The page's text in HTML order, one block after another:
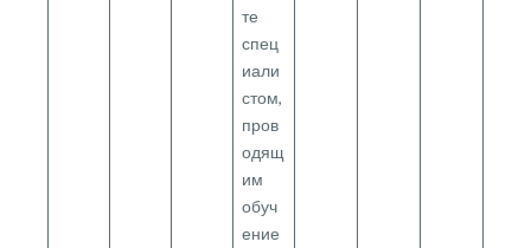
те
спец
иали
стом,
пров
одящ
им
обуч
ение